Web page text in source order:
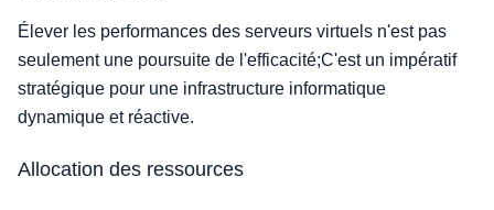
Élever les performances des serveurs virtuels n'est pas
seulement une poursuite de l'efficacité;C'est un impératif
stratégique pour une infrastructure informatique
dynamique et réactive.
Allocation des ressources